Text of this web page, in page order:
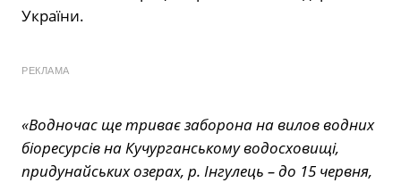
України.
РЕКЛАМА
«Водночас ще триває заборона на вилов водних
біоресурсів на Кучурганському водосховищі,
придунайських озерах, р. Інгулець – до 15 червня,